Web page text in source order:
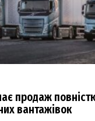
продаж
вантажівок